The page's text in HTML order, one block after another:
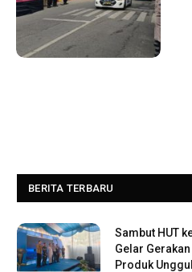
BERITA TERBARU
Sambut HUT
Gelar
Produk